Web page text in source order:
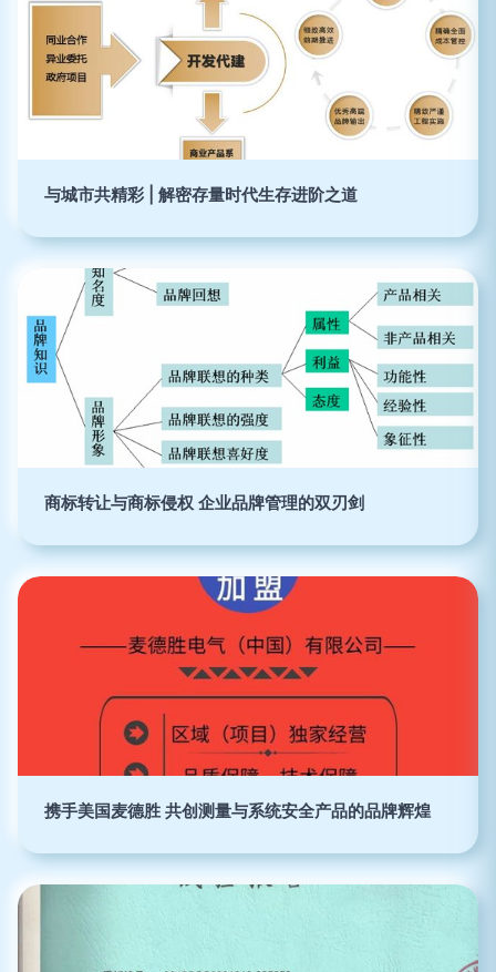
与城市共精彩 | 解密存量时代生存进阶之道
商标转让与商标侵权 企业品牌管理的双刃剑
携手美国麦德胜 共创测量与系统安全产品的品牌辉煌